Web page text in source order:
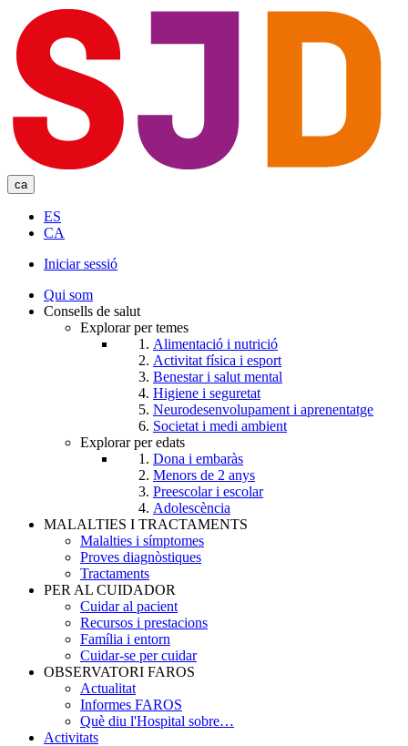
main
content
ca
ES
CA
User
account
Iniciar sessió
Qui som
Consells de salut
Explorar per temes
Alimentació i nutrició
Activitat física i esport
Benestar i salut mental
Higiene i seguretat
Neurodesenvolupament i aprenentatge
Societat i medi ambient
Explorar per edats
Dona i embaràs
Menors de 2 anys
Preescolar i escolar
Adolescència
MALALTIES I TRACTAMENTS
Malalties i símptomes
Proves diagnòstiques
Tractaments
PER AL CUIDADOR
Cuidar al pacient
Recursos i prestacions
Família i entorn
Cuidar-se per cuidar
OBSERVATORI FAROS
Actualitat
Informes FAROS
Què diu l'Hospital sobre…
Activitats